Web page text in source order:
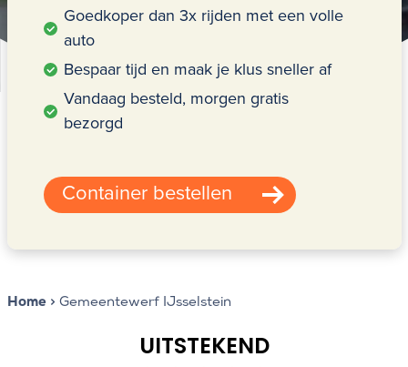
Goedkoper dan 3x rijden met een volle
auto
Bespaar tijd en maak je klus sneller af
Vandaag besteld, morgen gratis
bezorgd
Container bestellen
Home >Gemeentewerf IJsselstein
UITSTEKEND